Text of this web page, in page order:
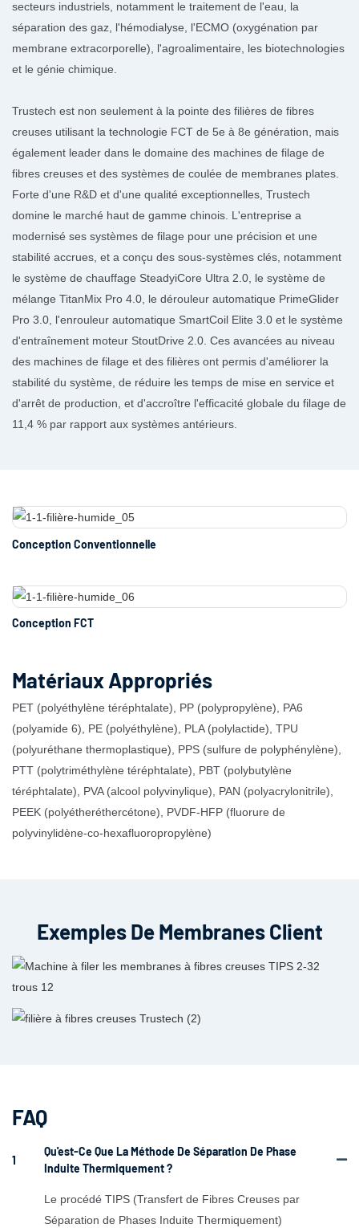
secteurs industriels, notamment le traitement de l'eau, la
séparation des gaz, l'hémodialyse, l'ECMO (oxygénation par
membrane extracorporelle), l'agroalimentaire, les biotechnologies
et le génie chimique.
Trustech est non seulement à la pointe des filières de fibres
creuses utilisant la technologie FCT de 5e à 8e génération, mais
également leader dans le domaine des machines de filage de
fibres creuses et des systèmes de coulée de membranes plates.
Forte d'une R&D et d'une qualité exceptionnelles, Trustech
domine le marché haut de gamme chinois. L'entreprise a
modernisé ses systèmes de filage pour une précision et une
stabilité accrues, et a conçu des sous-systèmes clés, notamment
le système de chauffage SteadyiCore Ultra 2.0, le système de
mélange TitanMix Pro 4.0, le dérouleur automatique PrimeGlider
Pro 3.0, l'enrouleur automatique SmartCoil Elite 3.0 et le système
d'entraînement moteur StoutDrive 2.0. Ces avancées au niveau
des machines de filage et des filières ont permis d'améliorer la
stabilité du système, de réduire les temps de mise en service et
d'arrêt de production, et d'accroître l'efficacité globale du filage de
11,4 % par rapport aux systèmes antérieurs.
Matériaux Appropriés
PET (polyéthylène téréphtalate), PP (polypropylène), PA6
(polyamide 6), PE (polyéthylène), PLA (polylactide), TPU
(polyuréthane thermoplastique), PPS (sulfure de polyphénylène),
PTT (polytriméthylène téréphtalate), PBT (polybutylène
téréphtalate), PVA (alcool polyvinylique), PAN (polyacrylonitrile),
PEEK (polyétheréthercétone), PVDF-HFP (fluorure de
polyvinylidène-co-hexafluoropropylène)
Conception Conventionnelle
Conception FCT
Exemples De Membranes Client
FAQ
1
Qu'est-Ce Que La Méthode De Séparation De Phase
Induite Thermiquement ?
Le procédé TIPS (Transfert de Fibres Creuses par
Séparation de Phases Induite Thermiquement)